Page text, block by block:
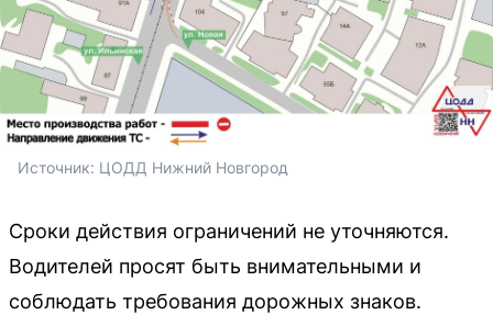
Источник: ЦОДД Нижний Новгород
Сроки действия ограничений не уточняются.
Водителей просят быть внимательными и
соблюдать требования дорожных знаков.